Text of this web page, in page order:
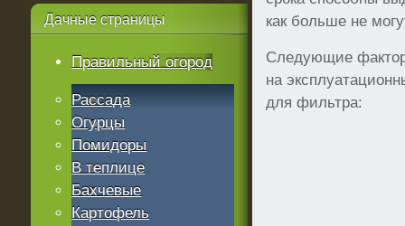
как больше не
Следующие
на
для фильтра:
Дачные страницы
Правильный огород
Рассада
Огурцы
Помидоры
В теплице
Бахчевые
Картофель